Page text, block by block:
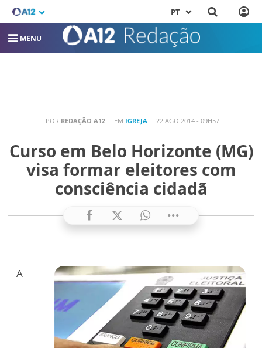
PT
MENU
POR REDAÇÃO A12 EM IGREJA 22 AGO 2014 - 09H57
Curso em Belo Horizonte (MG)
visa formar eleitores com
consciência cidadã
A